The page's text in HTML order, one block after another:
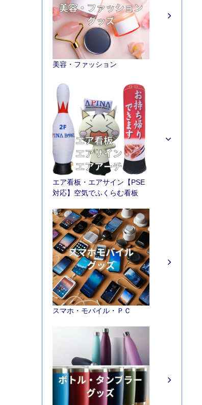
美容・ファッション
エア看板・エアサイン【PSE
対応】空気でふくらむ看板
スマホ・モバイル・ＰＣ